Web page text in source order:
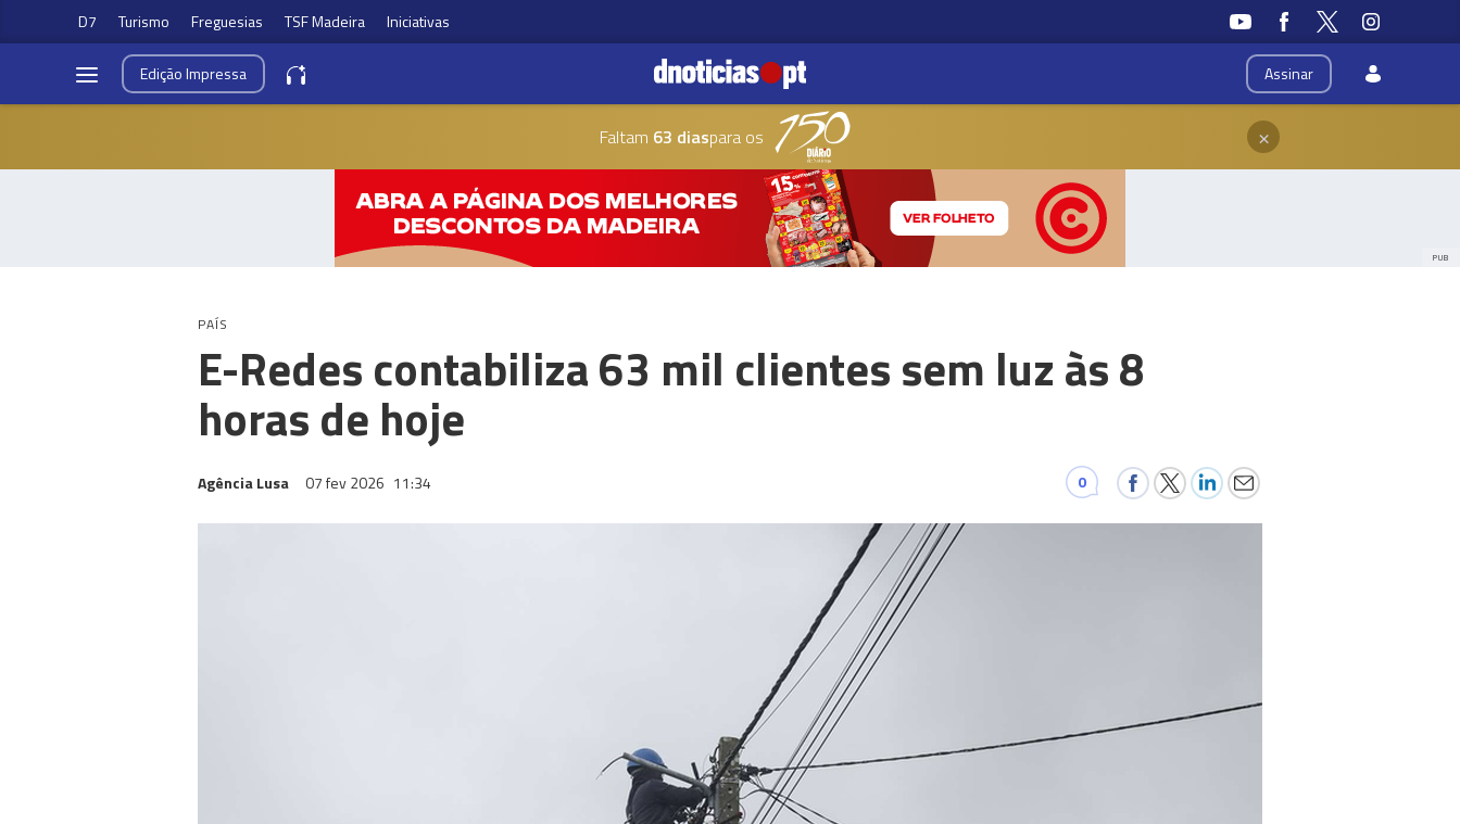
D7 Turismo Freguesias TSF Madeira Iniciativas
Assinar
EdiçãoImpressa
Faltam 63 diaspara os ×
PUB
PAÍS
E-Redes contabiliza 63 mil clientes sem luz às 8
horas de hoje
Agência Lusa 07 fev 2026 11:34 0